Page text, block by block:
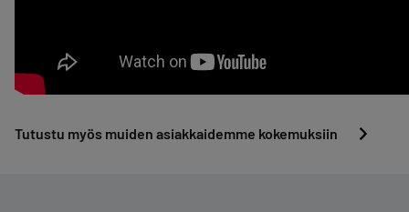
Tutustu myös muiden asiakkaidemme kokemuksiin